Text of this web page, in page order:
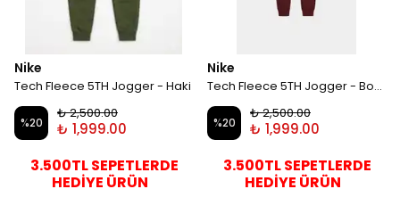
Nike
Tech Fleece 5TH Jogger - Haki
%20
₺ 2,500.00
₺ 1,999.00
3.500TL SEPETLERDE
HEDİYE ÜRÜN
Nike
Tech Fleece 5TH Jogger - Bordo
%20
₺ 2,500.00
₺ 1,999.00
3.500TL SEPETLERDE
HEDİYE ÜRÜN